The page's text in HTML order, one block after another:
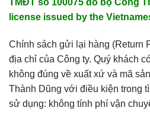
license issued by the
Chính sách gửi lại hàng (Return
địa chỉ của Công ty. Quý khách
không đúng về xuất xứ và mã
Thành Dũng với điều kiện trong
sử dụng: không tính phí vận